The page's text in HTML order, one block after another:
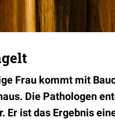
Frau kommt mit
Die Pathologen
Er ist das Ergebnis